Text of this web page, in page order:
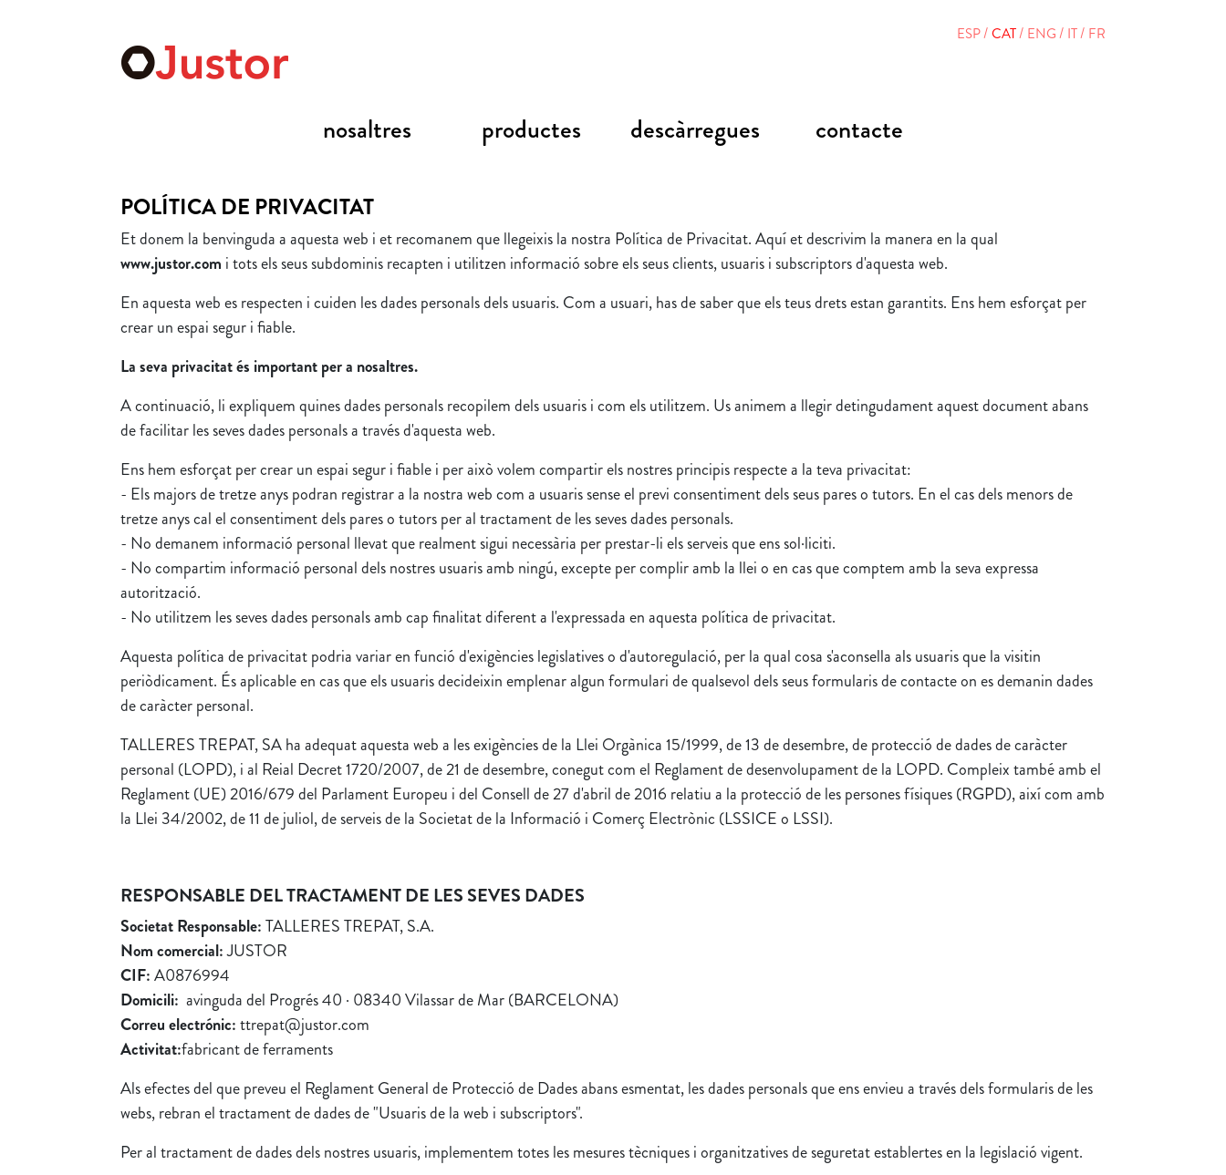
ESP CAT ENG IT FR
nosaltres productes descàrregues contacte
POLÍTICA DE PRIVACITAT
Et donem la benvinguda a aquesta web i et recomanem que llegeixis la nostra Política de Privacitat. Aquí et descrivim la manera en la qual
www.justor.com i tots els seus subdominis recapten i utilitzen informació sobre els seus clients, usuaris i subscriptors d'aquesta web.
En aquesta web es respecten i cuiden les dades personals dels usuaris. Com a usuari, has de saber que els teus drets estan garantits. Ens hem esforçat per
crear un espai segur i fiable.
La seva privacitat és important per a nosaltres.
A continuació, li expliquem quines dades personals recopilem dels usuaris i com els utilitzem. Us animem a llegir detingudament aquest document abans
de facilitar les seves dades personals a través d'aquesta web.
Ens hem esforçat per crear un espai segur i fiable i per això volem compartir els nostres principis respecte a la teva privacitat:
- Els majors de tretze anys podran registrar a la nostra web com a usuaris sense el previ consentiment dels seus pares o tutors. En el cas dels menors de
tretze anys cal el consentiment dels pares o tutors per al tractament de les seves dades personals.
- No demanem informació personal llevat que realment sigui necessària per prestar-li els serveis que ens sol·liciti.
- No compartim informació personal dels nostres usuaris amb ningú, excepte per complir amb la llei o en cas que comptem amb la seva expressa
autorització.
- No utilitzem les seves dades personals amb cap finalitat diferent a l'expressada en aquesta política de privacitat.
Aquesta política de privacitat podria variar en funció d'exigències legislatives o d'autoregulació, per la qual cosa s'aconsella als usuaris que la visitin
periòdicament. És aplicable en cas que els usuaris decideixin emplenar algun formulari de qualsevol dels seus formularis de contacte on es demanin dades
de caràcter personal.
TALLERES TREPAT, SA ha adequat aquesta web a les exigències de la Llei Orgànica 15/1999, de 13 de desembre, de protecció de dades de caràcter
personal (LOPD), i al Reial Decret 1720/2007, de 21 de desembre, conegut com el Reglament de desenvolupament de la LOPD. Compleix també amb el
Reglament (UE) 2016/679 del Parlament Europeu i del Consell de 27 d'abril de 2016 relatiu a la protecció de les persones físiques (RGPD), així com amb
la Llei 34/2002, de 11 de juliol, de serveis de la Societat de la Informació i Comerç Electrònic (LSSICE o LSSI).
RESPONSABLE DEL TRACTAMENT DE LES SEVES DADES
Societat Responsable:TALLERES TREPAT, S.A.
Nom comercial:JUSTOR
CIF:A0876994
Domicili: avinguda del Progrés 40 · 08340 Vilassar de Mar (BARCELONA)
Correu electrónic:ttrepat@justor.com
Activitat:fabricant de ferraments
Als efectes del que preveu el Reglament General de Protecció de Dades abans esmentat, les dades personals que ens envieu a través dels formularis de les
webs, rebran el tractament de dades de "Usuaris de la web i subscriptors".
Per al tractament de dades dels nostres usuaris, implementem totes les mesures tècniques i organitzatives de seguretat establertes en la legislació vigent.